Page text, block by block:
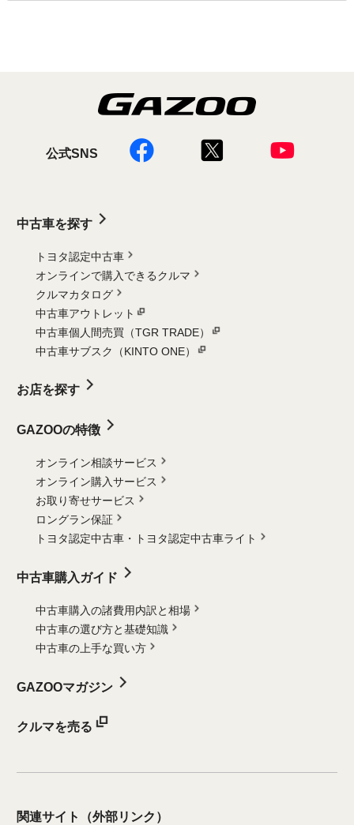
公式SNS
中古車を探す
トヨタ認定中古車
オンラインで購入できるクルマ
クルマカタログ
中古車アウトレット
中古車個人間売買（TGR TRADE）
中古車サブスク（KINTO ONE）
お店を探す
GAZOOの特徴
オンライン相談サービス
オンライン購入サービス
お取り寄せサービス
ロングラン保証
トヨタ認定中古車・
トヨタ認定中古車ライト
中古車購入ガイド
中古車購入の諸費用内訳と相場
中古車の選び方と基礎知識
中古車の上手な買い方
GAZOOマガジン
クルマを売る
関連サイト （外部リンク）